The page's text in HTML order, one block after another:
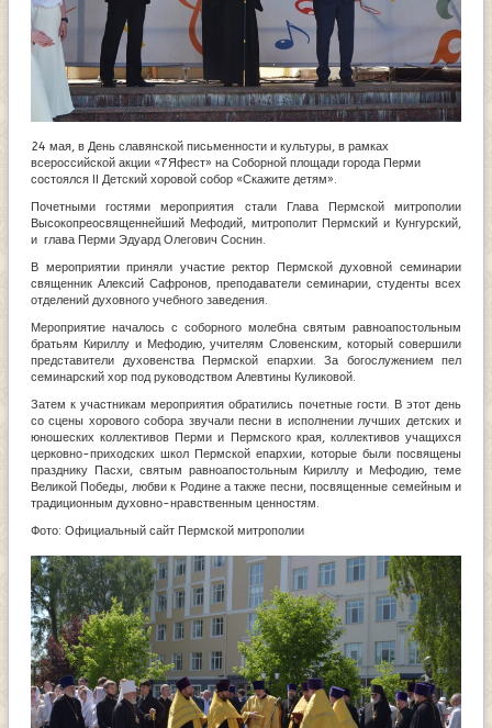
24 мая, в День славянской письменности и культуры, в рамках
всероссийской акции «7Яфест» на Соборной площади города Перми
состоялся II Детский хоровой собор «Скажите детям».
Почетными гостями мероприятия стали Глава Пермской митрополии
Высокопреосвященнейший Мефодий, митрополит Пермский и Кунгурский,
и глава Перми Эдуард Олегович Соснин.
В мероприятии приняли участие ректор Пермской духовной семинарии
священник Алексий Сафронов, преподаватели семинарии, студенты всех
отделений духовного учебного заведения.
Мероприятие началось с соборного молебна святым равноапостольным
братьям Кириллу и Мефодию, учителям Словенским, который совершили
представители духовенства Пермской епархии. За богослужением пел
семинарский хор под руководством Алевтины Куликовой.
Затем к участникам мероприятия обратились почетные гости. В этот день
со сцены хорового собора звучали песни в исполнении лучших детских и
юношеских коллективов Перми и Пермского края, коллективов учащихся
церковно-приходских школ Пермской епархии, которые были посвящены
празднику Пасхи, святым равноапостольным Кириллу и Мефодию, теме
Великой Победы, любви к Родине а также песни, посвященные семейным и
традиционным духовно-нравственным ценностям.
Фото: Официальный сайт Пермской митрополии